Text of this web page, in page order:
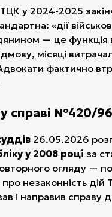
ТЦК у 2024-2025
«дії
— це функція
місяці
фактично
справі №420/
26.05.2026
у 2008 році за
огляду —
незаконність
і направив справу